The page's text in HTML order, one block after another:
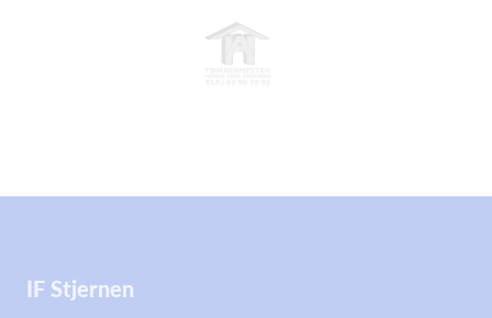
IF Stjernen